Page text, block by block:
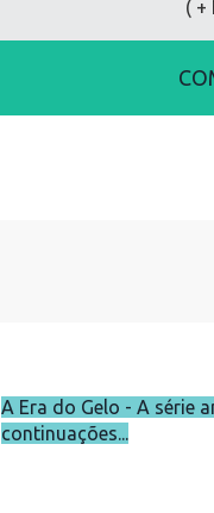
( +
A Era do Gelo - A série
continuações...